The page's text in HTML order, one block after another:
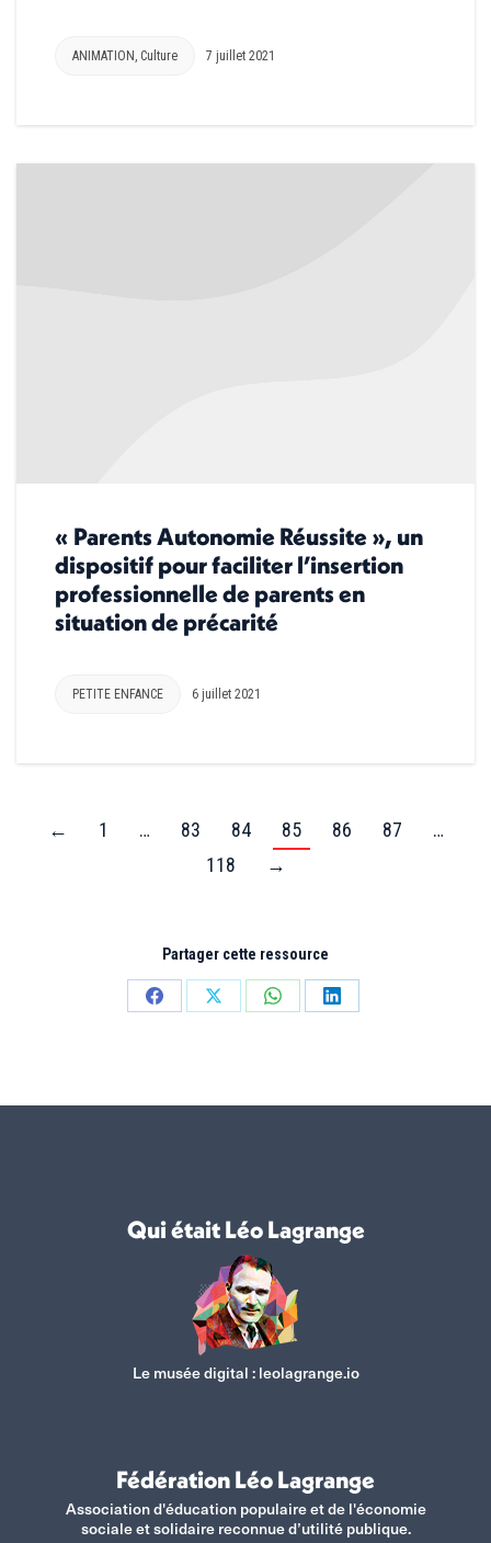
ANIMATION Culture 7 juillet 2021
« Parents Autonomie Réussite », un
dispositif pour faciliter l’insertion
professionnelle de parents en
situation de précarité
PETITE ENFANCE 6 juillet 2021
← 1 … 83 84 85 86 87
…
118
→
Partager cette ressource
PartagerPartagerPartagerPartager
Qui était Léo Lagrange
Le musée digital :leolagrange.io
Fédération Léo Lagrange
Association d'éducation populaire et de l'économie
sociale et solidaire reconnue d’utilité publique.